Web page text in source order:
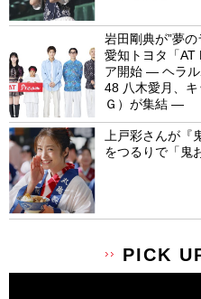
岩田剛典が”夢の
愛知トヨタ「AT
ア開始 ― ヘラル
48 八木愛月、
Ｇ）が集結 ―
上戸彩さんが『
をつるりで「鬼
PICK